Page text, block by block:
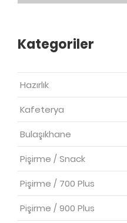
Kategoriler
Hazırlık
Kafeterya
Bulaşıkhane
Pişirme / Snack
Pişirme / 700 Plus
Pişirme / 900 Plus